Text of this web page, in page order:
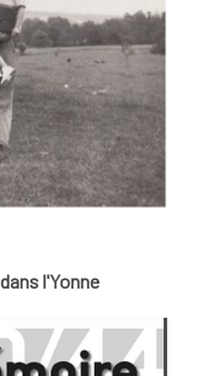
l'Yonne